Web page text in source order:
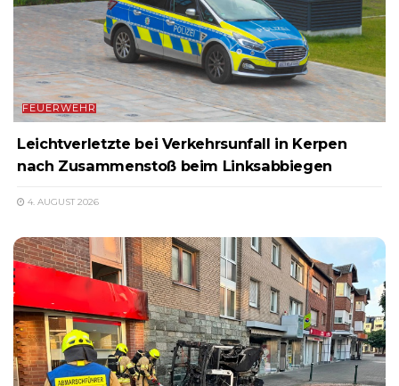
FEUERWEHR
Leichtverletzte bei Verkehrsunfall in Kerpen
nach Zusammenstoß beim Linksabbiegen
4. AUGUST 2026